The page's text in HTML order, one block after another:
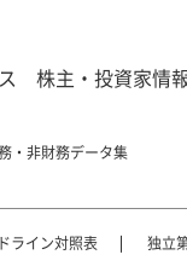
株主・投資家情
・非財務データ集
ライン対照表 独立